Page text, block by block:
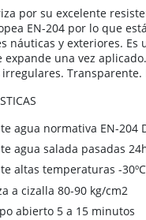
Y BURLETES
Y FIJACIONES
Y TECHOS
MADERA
por su excelente
EN-204 por lo que
náuticas y exteriores.
expande una vez
agua normativa EN-204
agua salada pasadas
altas temperaturas -30ºC
a cizalla 80-90 kg/cm2
abierto 5 a 15 minutos